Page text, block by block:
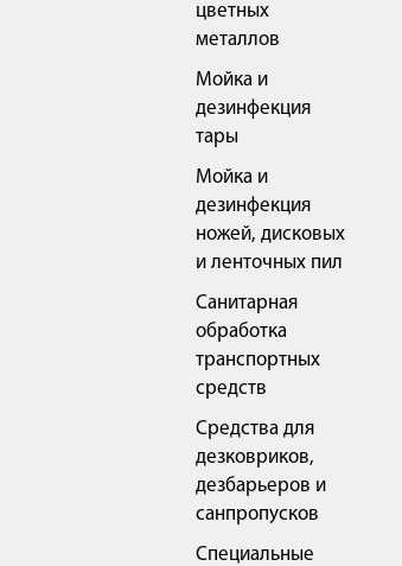
цветных
металлов
Мойка и
дезинфекция
тары
Мойка и
дезинфекция
ножей, дисковых
и ленточных пил
Санитарная
обработка
транспортных
средств
Средства для
дезковриков,
дезбарьеров и
санпропусков
Специальные